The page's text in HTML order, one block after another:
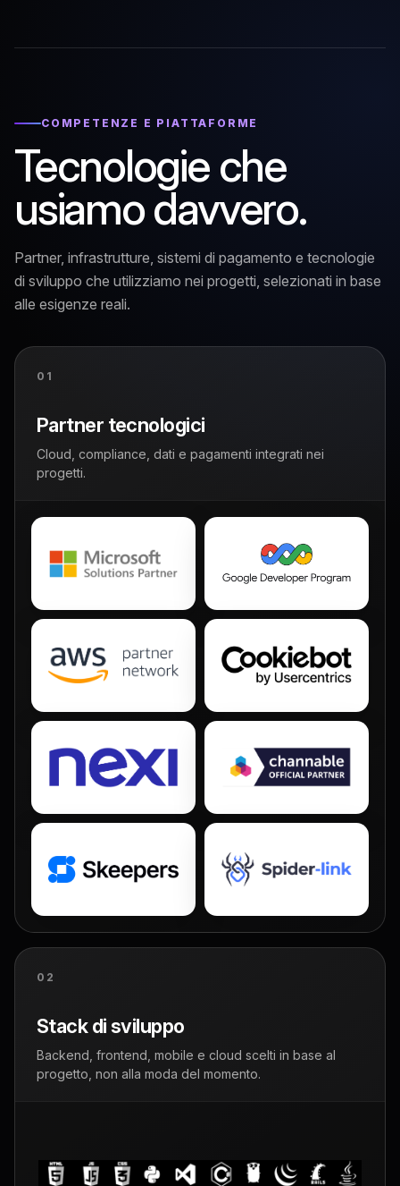
COMPETENZE E PIATTAFORME
Tecnologie che
usiamo davvero.
Partner, infrastrutture, sistemi di pagamento e tecnologie
di sviluppo che utilizziamo nei progetti, selezionati in base
alle esigenze reali.
01
Partner tecnologici
Cloud, compliance, dati e pagamenti integrati nei
progetti.
02
Stack di sviluppo
Backend, frontend, mobile e cloud scelti in base al
progetto, non alla moda del momento.